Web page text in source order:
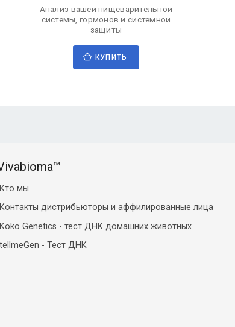
Анализ вашей пищеварительной
системы, гормонов и системной
защиты
КУПИТЬ
Кто мы
Контакты дистрибьюторы и аффилированные лица
Koko Genetics - тест ДНК домашних животных
tellmeGen - Тест ДНК